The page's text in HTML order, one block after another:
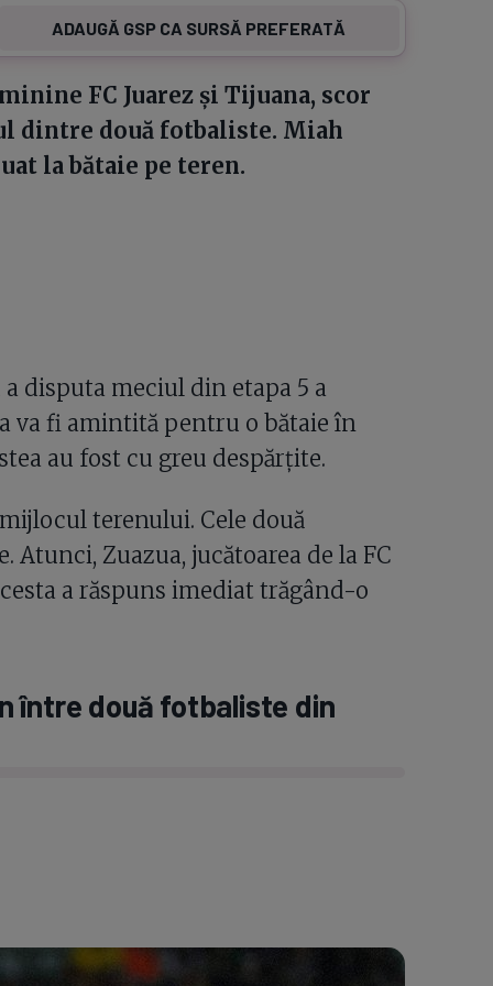
ADAUGĂ GSP CA SURSĂ PREFERATĂ
FC Juarez și Tijuana, scor
dintre două fotbaliste. Miah
la bătaie pe teren.
disputa meciul din etapa 5 a
va fi amintită pentru o bătaie în
au fost cu greu despărțite.
terenului. Cele două
Zuazua, jucătoarea de la FC
a răspuns imediat trăgând-o
între două fotbaliste din